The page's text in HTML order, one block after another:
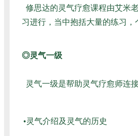
修思达的灵气疗愈课程由艾米
习进行，当中抱括大量的练习
◎灵气一级
灵气一级是帮助灵气疗愈师连
•灵气介绍及灵气的历史